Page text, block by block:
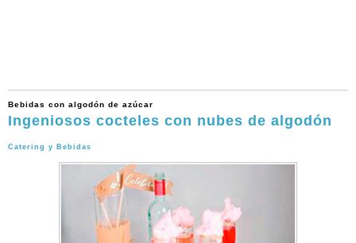
Bebidas con algodón de azúcar
Ingeniosos cocteles con nubes de algodón
Catering y Bebidas